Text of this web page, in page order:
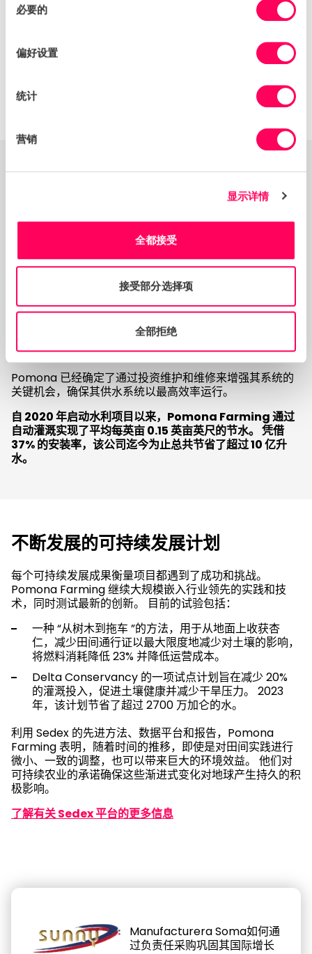
必要的
偏好设置
统计
营销
显示详情
全都接受
接受部分选择项
全部拒绝
可持续解决方案。 这需要与劳动力提供者的人力资源和安
全部门进行有效对话和持续沟通，以确保与 Pomona 的协
Pomona Farming 对他们的农场劳务承包商对 Sedex 方
记录等，这简化了流程，促进了 Pomona 整个企业的无缝
运营集成和合规性。
现了新的机会。 Pomona 利用数据弥合知识差距并更深入
地了解食品生产的各个方面，与行业团体、客户和其他组织
合作，塑造可持续农业的未来。
鉴于加利福尼亚持续面临的缺水挑战，Pomona Farming
做出了重大努力，以优化其有限的资源，同时保持杏仁的质
量和产量。 通过实施先进的技术和强大的数据管理实践，
该公司可以准确测量、报告和验证用水量，确保高效和负责
任的水资源管理。
Pomona 已经确定了通过投资维护和维修来增强其系统的
关键机会，确保其供水系统以最高效率运行。
自 2020 年启动水利项目以来，Pomona Farming 通过
自动灌溉实现了平均每英亩 0.15 英亩英尺的节水。 凭借
37% 的安装率，该公司迄今为止总共节省了超过 10 亿升
水。
不断发展的可持续发展计划
每个可持续发展成果衡量项目都遇到了成功和挑战。
Pomona Farming 继续大规模嵌入行业领先的实践和技
术，同时测试最新的创新。 目前的试验包括：
一种 “从树木到拖车 ”的方法，用于从地面上收获杏
仁，减少田间通行证以最大限度地减少对土壤的影响，
将燃料消耗降低 23% 并降低运营成本。
Delta Conservancy 的一项试点计划旨在减少 20%
的灌溉投入，促进土壤健康并减少干旱压力。 2023
年，该计划节省了超过 2700 万加仑的水。
利用 Sedex 的先进方法、数据平台和报告，Pomona
Farming 表明，随着时间的推移，即使是对田间实践进行
微小、一致的调整，也可以带来巨大的环境效益。 他们对
可持续农业的承诺确保这些渐进式变化对地球产生持久的积
极影响。
了解有关 Sedex 平台的更多信息
Manufacturera Soma如何通
过负责任采购巩固其国际增长